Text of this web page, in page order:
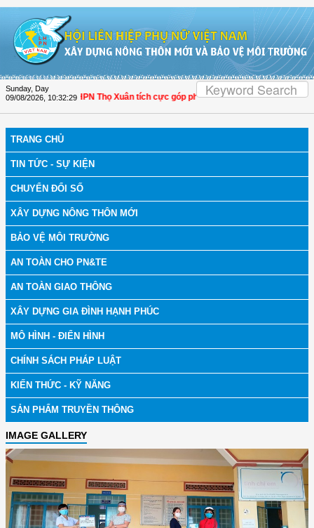
Sunday, Day
09/08/2026 10:32:30
Hóa: Hội LHPN Thọ Xuân tích cực góp phần nâng cao tỷ lệ người dân
TRANG CHỦ
TIN TỨC - SỰ KIỆN
CHUYỂN ĐỔI SỐ
XÂY DỰNG NÔNG THÔN MỚI
BẢO VỆ MÔI TRƯỜNG
AN TOÀN CHO PN&TE
AN TOÀN GIAO THÔNG
XÂY DỰNG GIA ĐÌNH HẠNH PHÚC
MÔ HÌNH - ĐIỂN HÌNH
CHÍNH SÁCH PHÁP LUẬT
KIẾN THỨC - KỸ NĂNG
SẢN PHẨM TRUYỀN THÔNG
IMAGE GALLERY